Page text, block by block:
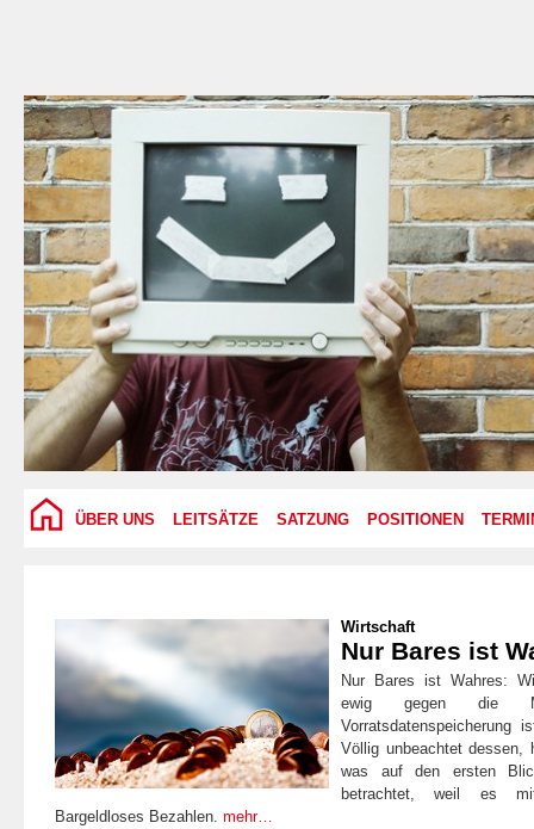
ÜBER UNS LEITSÄTZE SATZUNG POSITIONEN
Wirtschaft
Nur Bares ist
Nur Bares ist Wahres:
ewig gegen die
Vorratsdatenspeicherung
Völlig unbeachtet dessen,
was auf den ersten
betrachtet, weil es
Bargeldloses Bezahlen. mehr…